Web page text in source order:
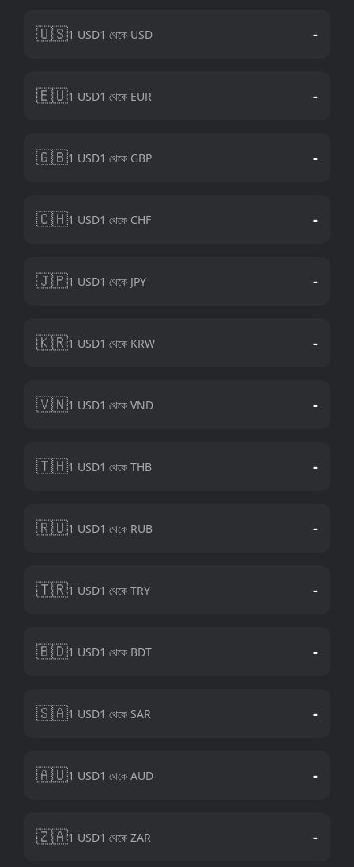
🇺🇸1 USD1 থেকে USD -
🇪🇺1 USD1 থেকে EUR -
🇬🇧1 USD1 থেকে GBP -
🇨🇭1 USD1 থেকে CHF -
🇯🇵1 USD1 থেকে JPY -
🇰🇷1 USD1 থেকে KRW -
🇻🇳1 USD1 থেকে VND -
🇹🇭1 USD1 থেকে THB -
🇷🇺1 USD1 থেকে RUB -
🇹🇷1 USD1 থেকে TRY -
🇧🇩1 USD1 থেকে BDT -
🇸🇦1 USD1 থেকে SAR -
🇦🇺1 USD1 থেকে AUD -
🇿🇦1 USD1 থেকে ZAR -